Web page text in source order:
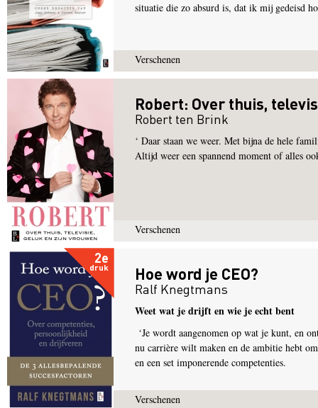
situatie die zo absurd is, dat ik mij gedeisd
Verschenen
Robert: Over thuis,
Robert ten Brink
‘ Daar staan we weer. Met bijna de hele
Altijd weer een spannend moment of alles
Verschenen
2e
druk Hoe word je CEO?
Ralf Knegtmans
Weet wat je drijft en wie je echt bent
‘Je wordt aangenomen op wat je kunt, en
nu carrière wilt maken en de ambitie hebt
en een set imponerende competenties.
Verschenen